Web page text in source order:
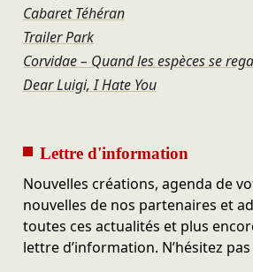
Cabaret Téhéran
Trailer Park
Corvidae – Quand les espèces se
Dear Luigi, I Hate You
Lettre d'information
Nouvelles créations, agenda de
nouvelles de nos partenaires et
toutes ces actualités et plus
lettre d’information. N’hésitez